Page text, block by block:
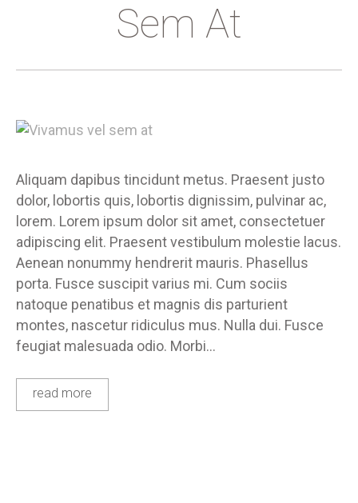
Sem At
Aliquam dapibus tincidunt metus. Praesent justo
dolor, lobortis quis, lobortis dignissim, pulvinar ac,
lorem. Lorem ipsum dolor sit amet, consectetuer
adipiscing elit. Praesent vestibulum molestie lacus.
Aenean nonummy hendrerit mauris. Phasellus
porta. Fusce suscipit varius mi. Cum sociis
natoque penatibus et magnis dis parturient
montes, nascetur ridiculus mus. Nulla dui. Fusce
feugiat malesuada odio. Morbi…
read more